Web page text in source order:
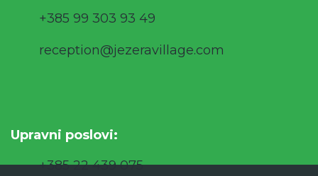
+385 99 303 93 49
reception@jezeravillage.com
Upravni poslovi:
+385 22 439 075